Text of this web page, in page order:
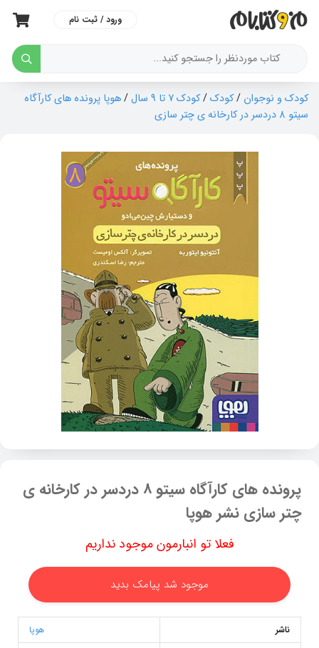
ورود / ثبت نام
کودک و نوجوان /کودک/کودک 7 تا 9 سال /هوپا پرونده های کارآگاه
سیتو 8 دردسر در کارخانه ی چتر سازی
پرونده های کارآگاه سیتو 8 دردسر در کارخانه ی
چتر سازی نشر هوپا
فعلا تو انبارمون موجود نداریم
موجود شد پیامک بدید
ناشر
هوپا